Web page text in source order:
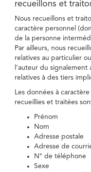
recueillons et
Nous recueillons et
caractère personnel
de la personne
Par ailleurs, nous
relatives au particulier
l’auteur du
relatives à des tiers
Les données à
recueillies et traitées
Prénom
Nom
Adresse postale
Adresse de
N° de téléphone
Sexe